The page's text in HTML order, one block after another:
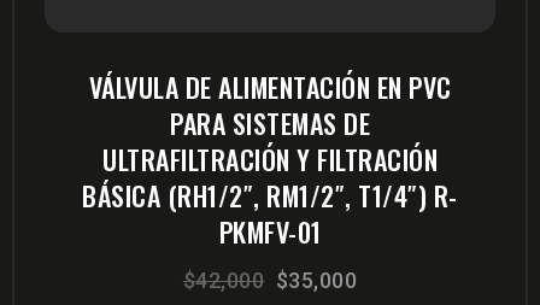
VÁLVULA DE ALIMENTACIÓN EN PVC
PARA SISTEMAS DE
ULTRAFILTRACIÓN Y FILTRACIÓN
BÁSICA (RH1/2″, RM1/2″, T1/4″) R-
PKMFV-01
$42,000 El
$35,000